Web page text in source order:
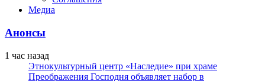
Медиа
Анонсы
1 час назад
Этнокультурный центр «Наследие» при храме
Преображения Господня объявляет набор в